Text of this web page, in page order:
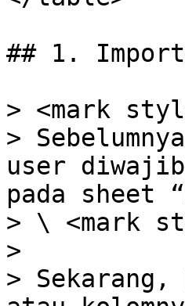
## 1. Import
> <mark
>
user
pada sheet
> \ <mark
>
>